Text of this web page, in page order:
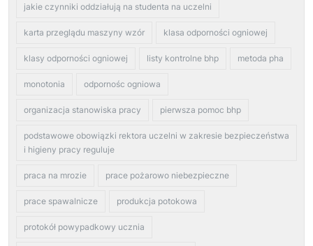
jakie czynniki oddziałują na studenta na uczelni
karta przeglądu maszyny wzór klasa odporności ogniowej
klasy odporności ogniowej listy kontrolne bhp metoda pha
monotonia odpornośc ogniowa
organizacja stanowiska pracy pierwsza pomoc bhp
podstawowe obowiązki rektora uczelni w zakresie bezpieczeństwa
i higieny pracy reguluje
praca na mrozie prace pożarowo niebezpieczne
prace spawalnicze produkcja potokowa
protokół powypadkowy ucznia